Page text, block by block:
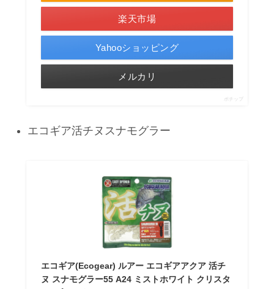
楽天市場
Yahooショッピング
メルカリ
ポチップ
エコギア活チヌスナモグラー
エコギア(Ecogear) ルアー エコギアアクア 活チ
ヌ スナモグラー55 A24 ミストホワイト クリスタ